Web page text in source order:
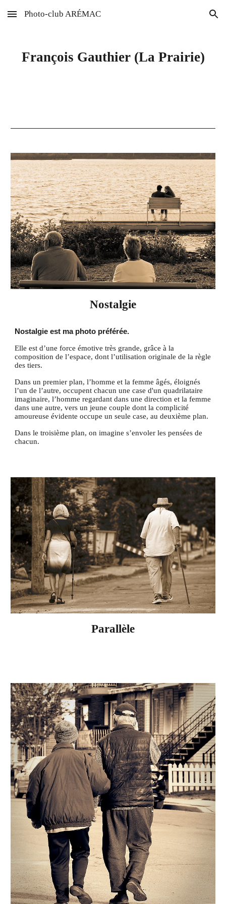
Skip to main content Skip to navigation
Photo-club ARÉMAC
François Gauthier (La Prairie)
Nostalgie
Nostalgie est ma photo préférée.
Elle est d’une force émotive très grande, grâce à la
composition de l’espace, dont l’utilisation originale de la règle
des tiers.
Dans un premier plan, l’homme et la femme âgés, éloignés
l’un de l’autre, occupent chacun une case d'un quadrilataire
imaginaire, l’homme regardant dans une direction et la femme
dans une autre, vers un jeune couple dont la complicité
amoureuse évidente occupe un seule case, au deuxième plan.
Dans le troisième plan, on imagine s’envoler les pensées de
chacun.
Parallèle